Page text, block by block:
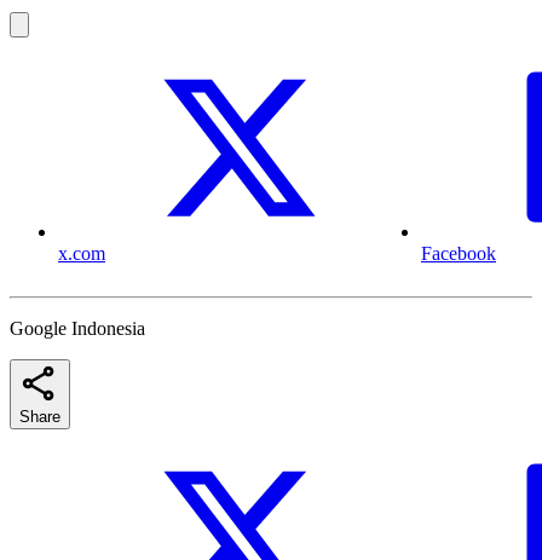
x.com Facebook
Google Indonesia
Share